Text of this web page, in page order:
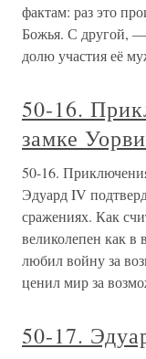
фактам: раз это
Божья. С другой, —
долю участия её
50-16.
замке
50-16.
Эдуард IV
сражениях. Как
великолепен как в
любил войну за
ценил мир за
50-17.